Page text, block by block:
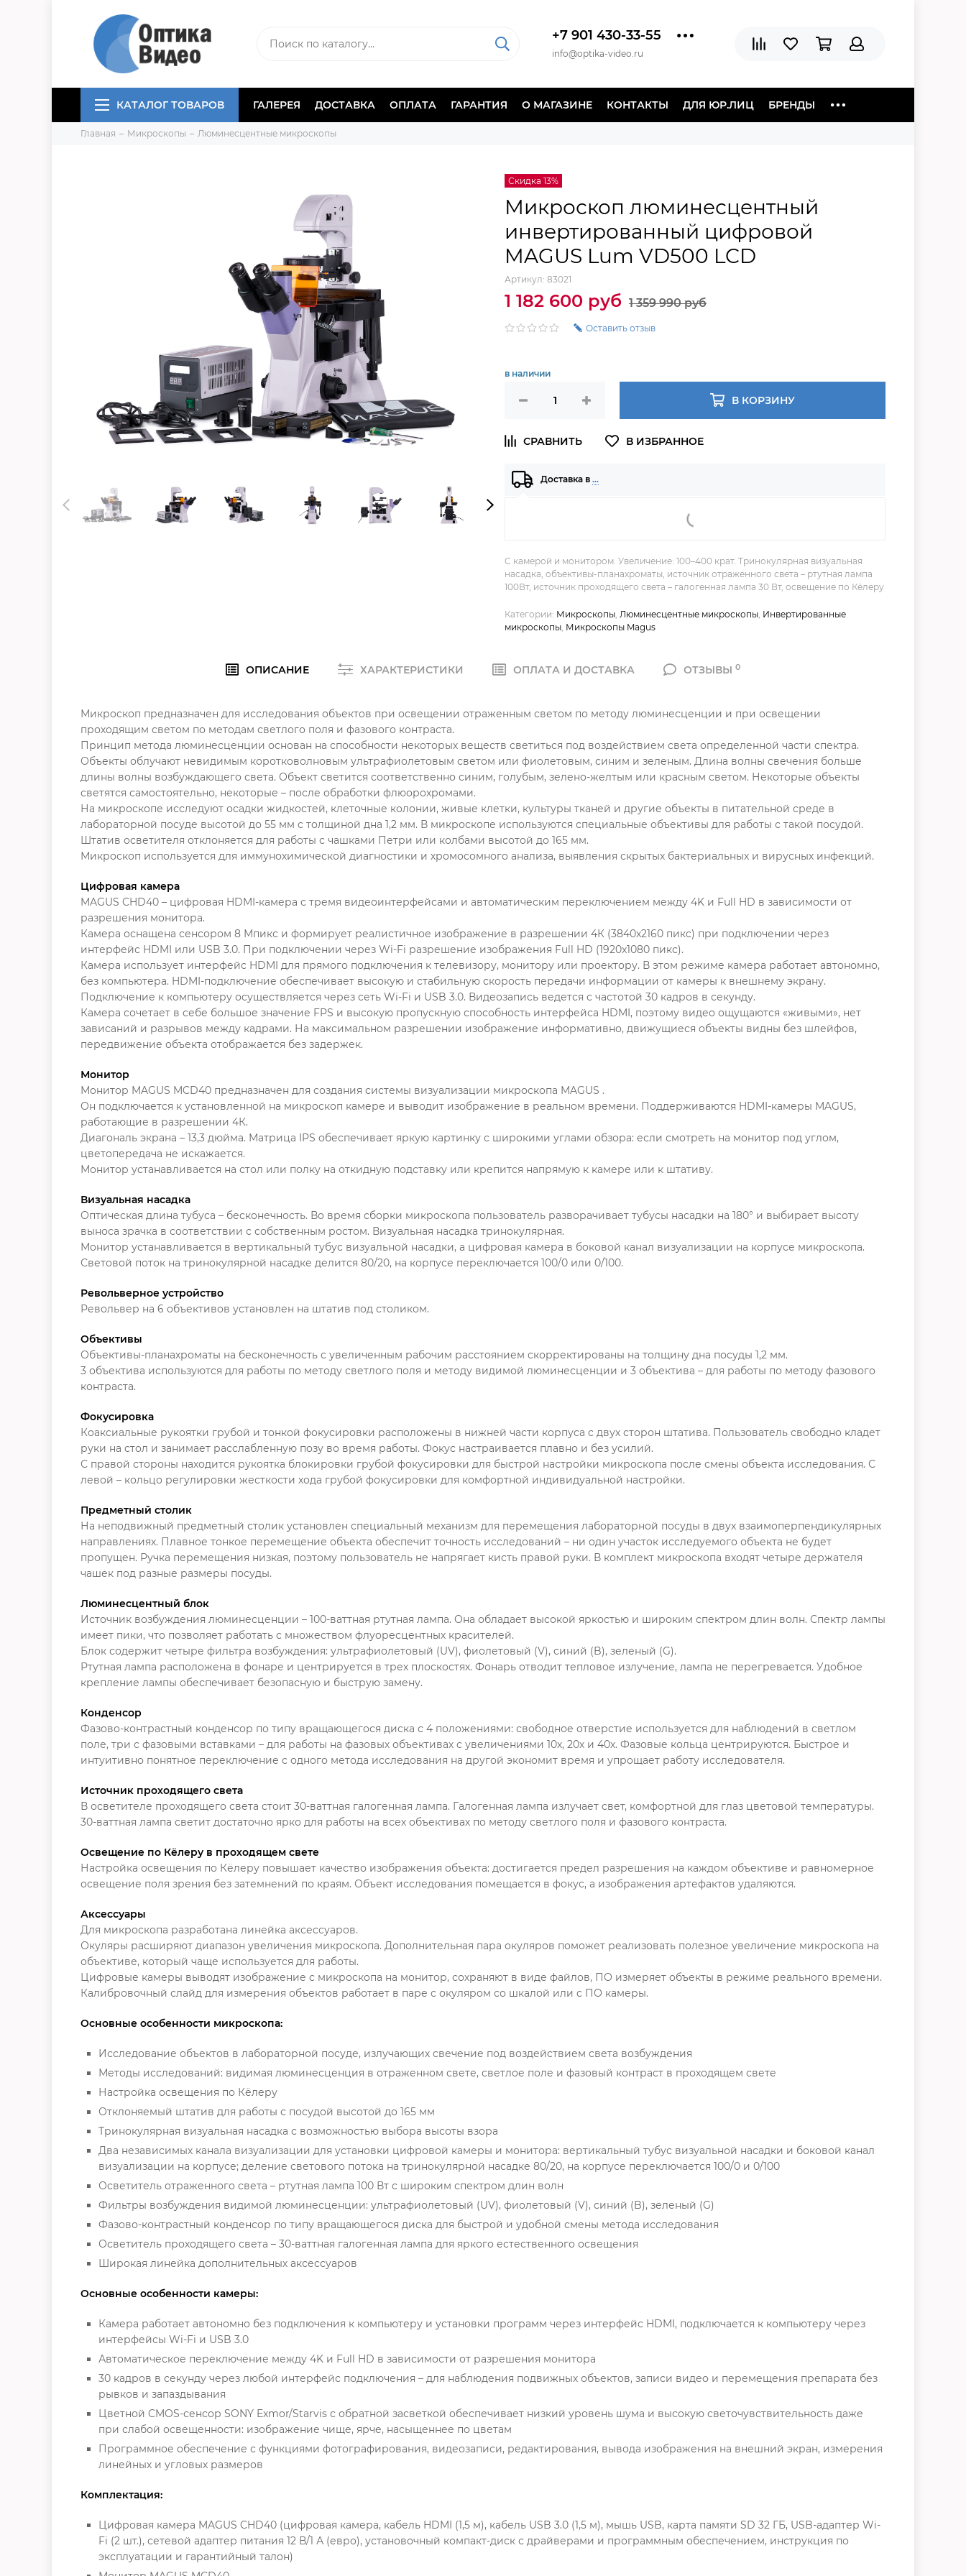
+7 901 430-33-55
info@optika-video.ru
КАТАЛОГ ТОВАРОВ ГАЛЕРЕЯ ДОСТАВКА ОПЛАТА ГАРАНТИЯ О МАГАЗИНЕ КОНТАКТЫ ДЛЯ ЮР.ЛИЦ БРЕНДЫ
Главная Микроскопы Люминесцентные микроскопы
Скидка 13%
Микроскоп люминесцентный
инвертированный цифровой
MAGUS Lum VD500 LCD
Артикул: 83021
1 182 600 руб 1 359 990 руб
Оставить отзыв
в наличии
В КОРЗИНУ
Доставка в …
С камерой и монитором. Увеличение: 100–400 крат. Тринокулярная визуальная
насадка, объективы-планахроматы, источник отраженного света – ртутная лампа
100Вт, источник проходящего света – галогенная лампа 30 Вт, освещение по Кёлеру
Категории: Микроскопы Люминесцентные микроскопы Инвертированные
микроскопы Микроскопы Magus
ОПИСАНИЕ ХАРАКТЕРИСТИКИ ОПЛАТА И ДОСТАВКА ОТЗЫВЫ0
Микроскоп предназначен для исследования объектов при освещении отраженным светом по методу люминесценции и при освещении
проходящим светом по методам светлого поля и фазового контраста.
Принцип метода люминесценции основан на способности некоторых веществ светиться под воздействием света определенной части спектра.
Объекты облучают невидимым коротковолновым ультрафиолетовым светом или фиолетовым, синим и зеленым. Длина волны свечения больше
длины волны возбуждающего света. Объект светится соответственно синим, голубым, зелено-желтым или красным светом. Некоторые объекты
светятся самостоятельно, некоторые – после обработки флюорохромами.
На микроскопе исследуют осадки жидкостей, клеточные колонии, живые клетки, культуры тканей и другие объекты в питательной среде в
лабораторной посуде высотой до 55 мм с толщиной дна 1,2 мм. В микроскопе используются специальные объективы для работы с такой посудой.
Штатив осветителя отклоняется для работы с чашками Петри или колбами высотой до 165 мм.
Микроскоп используется для иммунохимической диагностики и хромосомного анализа, выявления скрытых бактериальных и вирусных инфекций.
Цифровая камера
MAGUS CHD40 – цифровая HDMI-камера с тремя видеоинтерфейсами и автоматическим переключением между 4K и Full HD в зависимости от
разрешения монитора.
Камера оснащена сенсором 8 Мпикс и формирует реалистичное изображение в разрешении 4К (3840x2160 пикс) при подключении через
интерфейс HDMI или USB 3.0. При подключении через Wi-Fi разрешение изображения Full HD (1920x1080 пикс).
Камера использует интерфейс HDMI для прямого подключения к телевизору, монитору или проектору. В этом режиме камера работает автономно,
без компьютера. HDMI-подключение обеспечивает высокую и стабильную скорость передачи информации от камеры к внешнему экрану.
Подключение к компьютеру осуществляется через сеть Wi-Fi и USB 3.0. Видеозапись ведется с частотой 30 кадров в секунду.
Камера сочетает в себе большое значение FPS и высокую пропускную способность интерфейса HDMI, поэтому видео ощущаются «живыми», нет
зависаний и разрывов между кадрами. На максимальном разрешении изображение информативно, движущиеся объекты видны без шлейфов,
передвижение объекта отображается без задержек.
Монитор
Монитор MAGUS MCD40 предназначен для создания системы визуализации микроскопа MAGUS .
Он подключается к установленной на микроскоп камере и выводит изображение в реальном времени. Поддерживаются HDMI-камеры MAGUS,
работающие в разрешении 4К.
Диагональ экрана – 13,3 дюйма. Матрица IPS обеспечивает яркую картинку с широкими углами обзора: если смотреть на монитор под углом,
цветопередача не искажается.
Монитор устанавливается на стол или полку на откидную подставку или крепится напрямую к камере или к штативу.
Визуальная насадка
Оптическая длина тубуса – бесконечность. Во время сборки микроскопа пользователь разворачивает тубусы насадки на 180° и выбирает высоту
выноса зрачка в соответствии с собственным ростом. Визуальная насадка тринокулярная.
Монитор устанавливается в вертикальный тубус визуальной насадки, а цифровая камера в боковой канал визуализации на корпусе микроскопа.
Световой поток на тринокулярной насадке делится 80/20, на корпусе переключается 100/0 или 0/100.
Револьверное устройство
Револьвер на 6 объективов установлен на штатив под столиком.
Объективы
Объективы-планахроматы на бесконечность с увеличенным рабочим расстоянием скорректированы на толщину дна посуды 1,2 мм.
3 объектива используются для работы по методу светлого поля и методу видимой люминесценции и 3 объектива – для работы по методу фазового
контраста.
Фокусировка
Коаксиальные рукоятки грубой и тонкой фокусировки расположены в нижней части корпуса с двух сторон штатива. Пользователь свободно кладет
руки на стол и занимает расслабленную позу во время работы. Фокус настраивается плавно и без усилий.
С правой стороны находится рукоятка блокировки грубой фокусировки для быстрой настройки микроскопа после смены объекта исследования. С
левой – кольцо регулировки жесткости хода грубой фокусировки для комфортной индивидуальной настройки.
Предметный столик
На неподвижный предметный столик установлен специальный механизм для перемещения лабораторной посуды в двух взаимоперпендикулярных
направлениях. Плавное тонкое перемещение объекта обеспечит точность исследований – ни один участок исследуемого объекта не будет
пропущен. Ручка перемещения низкая, поэтому пользователь не напрягает кисть правой руки. В комплект микроскопа входят четыре держателя
чашек под разные размеры посуды.
Люминесцентный блок
Источник возбуждения люминесценции – 100-ваттная ртутная лампа. Она обладает высокой яркостью и широким спектром длин волн. Спектр лампы
имеет пики, что позволяет работать с множеством флуоресцентных красителей.
Блок содержит четыре фильтра возбуждения: ультрафиолетовый (UV), фиолетовый (V), синий (B), зеленый (G).
Ртутная лампа расположена в фонаре и центрируется в трех плоскостях. Фонарь отводит тепловое излучение, лампа не перегревается. Удобное
крепление лампы обеспечивает безопасную и быструю замену.
Конденсор
Фазово-контрастный конденсор по типу вращающегося диска с 4 положениями: свободное отверстие используется для наблюдений в светлом
поле, три с фазовыми вставками – для работы на фазовых объективах с увеличениями 10х, 20х и 40х. Фазовые кольца центрируются. Быстрое и
интуитивно понятное переключение с одного метода исследования на другой экономит время и упрощает работу исследователя.
Источник проходящего света
В осветителе проходящего света стоит 30-ваттная галогенная лампа. Галогенная лампа излучает свет, комфортной для глаз цветовой температуры.
30-ваттная лампа светит достаточно ярко для работы на всех объективах по методу светлого поля и фазового контраста.
Освещение по Кёлеру в проходящем свете
Настройка освещения по Кёлеру повышает качество изображения объекта: достигается предел разрешения на каждом объективе и равномерное
освещение поля зрения без затемнений по краям. Объект исследования помещается в фокус, а изображения артефактов удаляются.
Аксессуары
Для микроскопа разработана линейка аксессуаров.
Окуляры расширяют диапазон увеличения микроскопа. Дополнительная пара окуляров поможет реализовать полезное увеличение микроскопа на
объективе, который чаще используется для работы.
Цифровые камеры выводят изображение с микроскопа на монитор, сохраняют в виде файлов, ПО измеряет объекты в режиме реального времени.
Калибровочный слайд для измерения объектов работает в паре с окуляром со шкалой или с ПО камеры.
Основные особенности микроскопа:
Исследование объектов в лабораторной посуде, излучающих свечение под воздействием света возбуждения
Методы исследований: видимая люминесценция в отраженном свете, светлое поле и фазовый контраст в проходящем свете
Настройка освещения по Кёлеру
Отклоняемый штатив для работы с посудой высотой до 165 мм
Тринокулярная визуальная насадка с возможностью выбора высоты взора
Два независимых канала визуализации для установки цифровой камеры и монитора: вертикальный тубус визуальной насадки и боковой канал
визуализации на корпусе; деление светового потока на тринокулярной насадке 80/20, на корпусе переключается 100/0 и 0/100
Осветитель отраженного света – ртутная лампа 100 Вт с широким спектром длин волн
Фильтры возбуждения видимой люминесценции: ультрафиолетовый (UV), фиолетовый (V), синий (B), зеленый (G)
Фазово-контрастный конденсор по типу вращающегося диска для быстрой и удобной смены метода исследования
Осветитель проходящего света – 30-ваттная галогенная лампа для яркого естественного освещения
Широкая линейка дополнительных аксессуаров
Основные особенности камеры:
Камера работает автономно без подключения к компьютеру и установки программ через интерфейс HDMI, подключается к компьютеру через
интерфейсы Wi-Fi и USB 3.0
Автоматическое переключение между 4K и Full HD в зависимости от разрешения монитора
30 кадров в секунду через любой интерфейс подключения – для наблюдения подвижных объектов, записи видео и перемещения препарата без
рывков и запаздывания
Цветной CMOS-сенсор SONY Exmor/Starvis с обратной засветкой обеспечивает низкий уровень шума и высокую светочувствительность даже
при слабой освещенности: изображение чище, ярче, насыщеннее по цветам
Программное обеспечение с функциями фотографирования, видеозаписи, редактирования, вывода изображения на внешний экран, измерения
линейных и угловых размеров
Комплектация:
Цифровая камера MAGUS CHD40 (цифровая камера, кабель HDMI (1,5 м), кабель USB 3.0 (1,5 м), мышь USB, карта памяти SD 32 ГБ, USB-адаптер Wi-
Fi (2 шт.), сетевой адаптер питания 12 В/1 А (евро), установочный компакт-диск с драйверами и программным обеспечением, инструкция по
эксплуатации и гарантийный талон)